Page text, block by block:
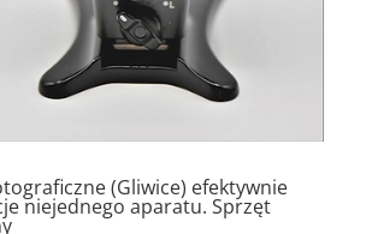
(Gliwice) efektywnie
niejednego aparatu. Sprzęt